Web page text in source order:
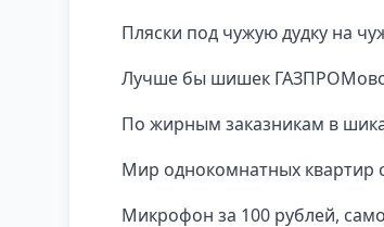
Пляски под чужую дудку на
Лучше бы шишек
По жирным заказникам в
Мир однокомнатных квартир
Микрофон за 100 рублей,